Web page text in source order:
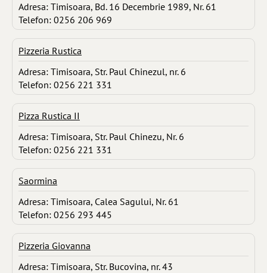
Adresa: Timisoara, Bd. 16 Decembrie 1989, Nr. 61
Telefon: 0256 206 969
Pizzeria Rustica
Adresa: Timisoara, Str. Paul Chinezul, nr. 6
Telefon: 0256 221 331
Pizza Rustica II
Adresa: Timisoara, Str. Paul Chinezu, Nr. 6
Telefon: 0256 221 331
Saormina
Adresa: Timisoara, Calea Sagului, Nr. 61
Telefon: 0256 293 445
Pizzeria Giovanna
Adresa: Timisoara, Str. Bucovina, nr. 43